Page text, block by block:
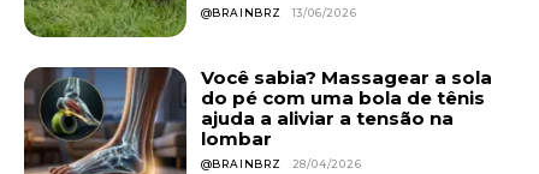
@BRAINBRZ 13/06/2026
Você sabia? Massagear a sola
do pé com uma bola de tênis
ajuda a aliviar a tensão na
lombar
@BRAINBRZ 28/04/2026